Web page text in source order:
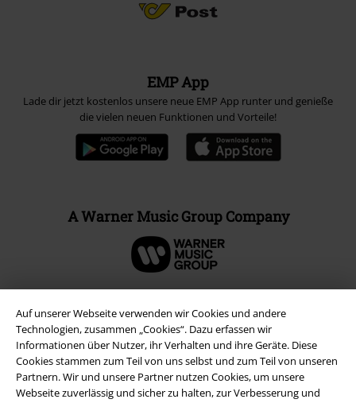
Auf unserer Webseite verwenden wir Cookies und andere
Technologien, zusammen „Cookies“. Dazu erfassen wir
Informationen über Nutzer, ihr Verhalten und ihre Geräte. Diese
Cookies stammen zum Teil von uns selbst und zum Teil von unseren
Partnern. Wir und unsere Partner nutzen Cookies, um unsere
Webseite zuverlässig und sicher zu halten, zur Verbesserung und
EMP App
Lade dir jetzt kostenlos unsere neue EMP App runter und genieße
die vielen neuen Funktionen und Vorteile!
A Warner Music Group Company